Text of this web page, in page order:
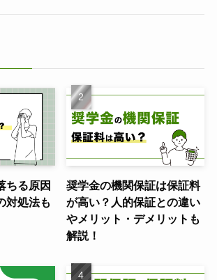
ちる原因
対処法も
奨学金の機関保証は保証料
が高い？人的保証との違い
やメリット・デメリットも
解説！